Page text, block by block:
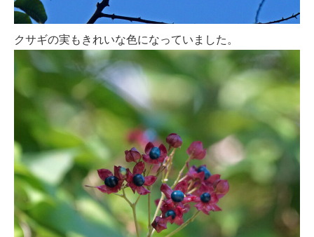
クサギの実もきれいな色になっていました。